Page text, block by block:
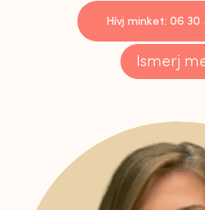
Hívj minket: 06
Ismerj